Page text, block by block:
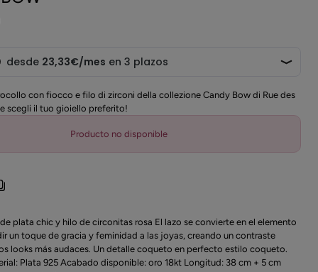
con fiocco e filo di zirconi della collezione Candy Bow di Rue des
scegli il tuo gioiello preferito!
Producto no disponible
plata chic y hilo de circonitas rosa El lazo se convierte en el elemento
un toque de gracia y feminidad a las joyas, creando un contraste
looks más audaces. Un detalle coqueto en perfecto estilo coqueto.
Plata 925 Acabado disponible: oro 18kt Longitud: 38 cm + 5 cm